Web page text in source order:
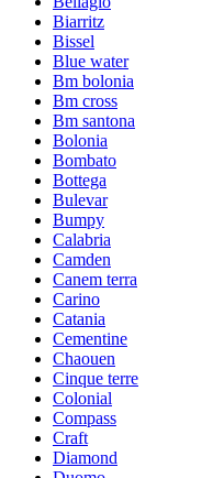
Biarritz
Bissel
Blue water
Bm bolonia
Bm cross
Bm santona
Bolonia
Bombato
Bottega
Bulevar
Bumpy
Calabria
Camden
Canem terra
Carino
Catania
Cementine
Chaouen
Cinque terre
Colonial
Compass
Craft
Diamond